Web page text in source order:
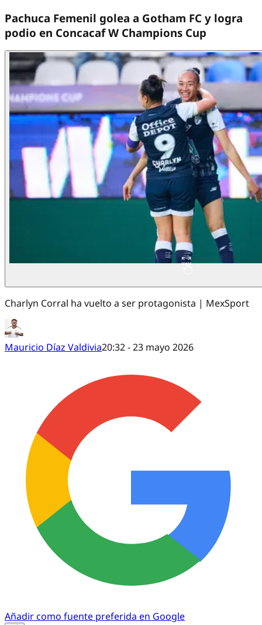
Pachuca Femenil golea a Gotham FC y logra
podio en Concacaf W Champions Cup
Charlyn Corral ha vuelto a ser protagonista | MexSport
Mauricio Díaz Valdivia20:32 - 23 mayo 2026
Añadir como fuente preferida en Google